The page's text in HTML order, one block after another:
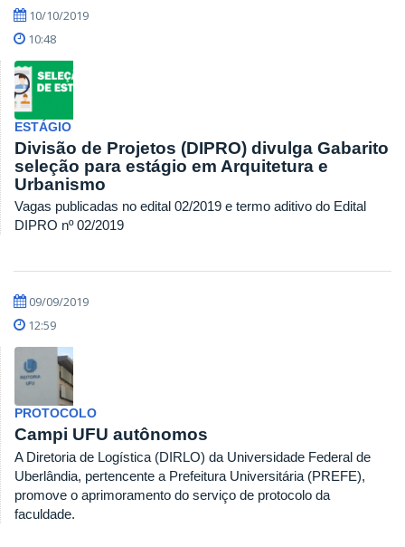
10/10/2019
10:48
ESTÁGIO
Divisão de Projetos (DIPRO) divulga Gabarito
seleção para estágio em Arquitetura e
Urbanismo
Vagas publicadas no edital 02/2019 e termo aditivo do Edital
DIPRO nº 02/2019
09/09/2019
12:59
PROTOCOLO
Campi UFU autônomos
A Diretoria de Logística (DIRLO) da Universidade Federal de
Uberlândia, pertencente a Prefeitura Universitária (PREFE),
promove o aprimoramento do serviço de protocolo da
faculdade.